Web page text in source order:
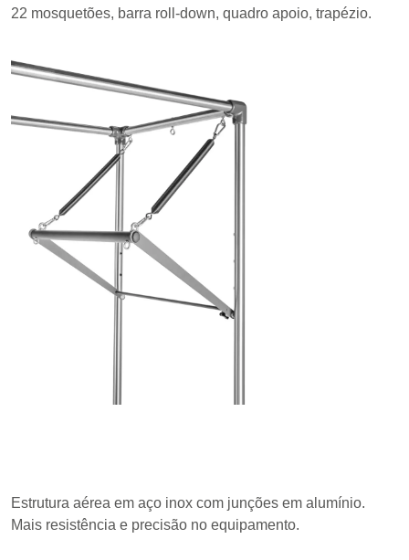
22 mosquetões, barra roll-down, quadro apoio, trapézio.
Estrutura aérea em aço inox com junções em alumínio.
Mais resistência e precisão no equipamento.